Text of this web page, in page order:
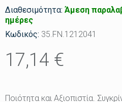
Διαθεσιμότητα: Άμεση
ημέρες
Κωδικός: 35.FΝ.1212041
17,14 €
Ποιότητα και Αξιοπιστία.